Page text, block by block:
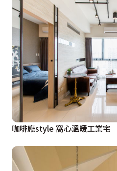
咖啡廳style 窩心溫暖工業宅